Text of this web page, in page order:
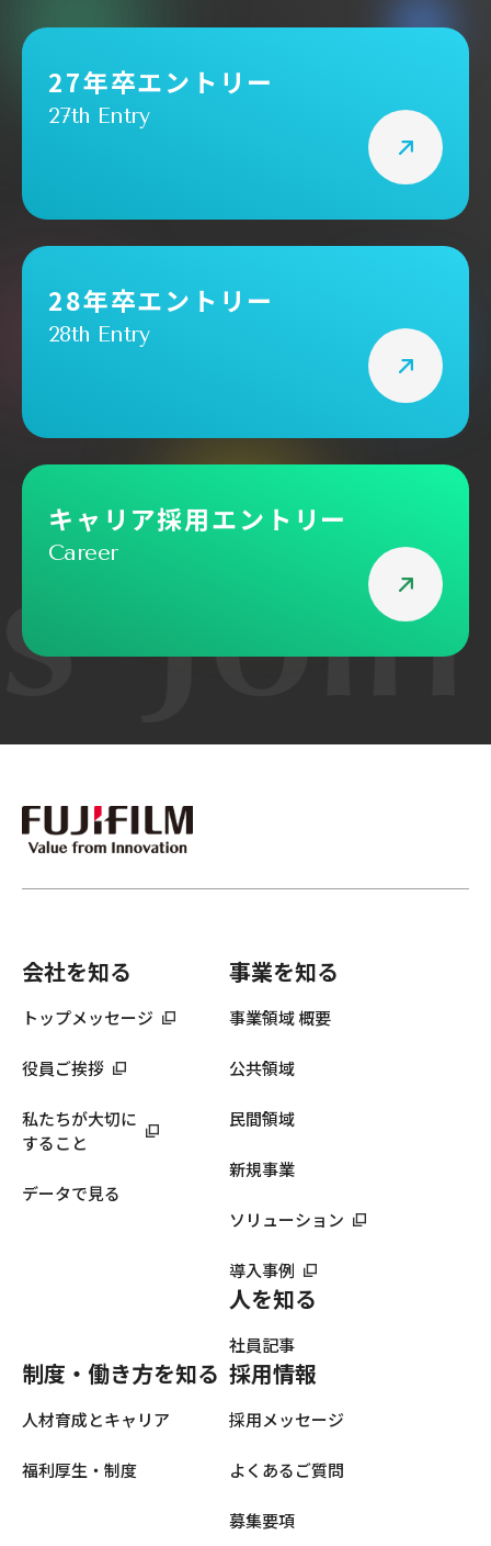
採用情報
採用メッセージ
募集要項
新卒採用詳細 キャリア採用詳細
おすすめ記事
ル化を支える
27年卒エントリー
27th Entry
28年卒エントリー
28th Entry
キャリア採用エントリー
Career
会社を知る
トップメッセージ
役員ご挨拶
私たちが大切に
すること
データで見る
事業を知る
事業領域 概要
公共領域
民間領域
新規事業
ソリューション
導入事例
人を知る
社員記事
制度・働き方を知る
人材育成とキャリア
福利厚生・制度
採用情報
採用メッセージ
よくあるご質問
募集要項